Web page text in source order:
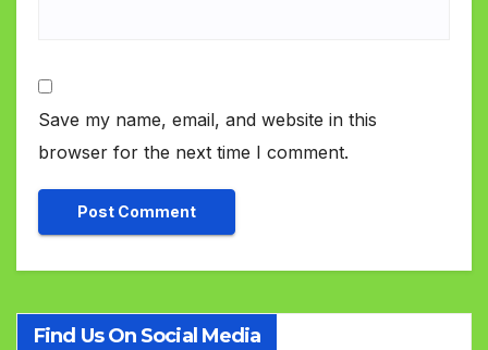
Save my name, email, and website in this
browser for the next time I comment.
Find Us On Social Media